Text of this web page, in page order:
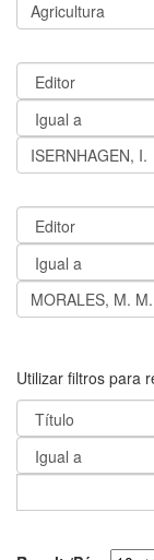
Utilizar filtros para